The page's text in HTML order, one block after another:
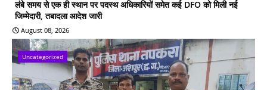
लंबे समय से एक ही स्थान पर पदस्थ अधिकारियों समेत कई DFO को मिली नई
जिम्मेदारी, तबादला आदेश जारी
August 08, 2026
Uncategorized